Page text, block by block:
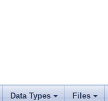
Data Types Files